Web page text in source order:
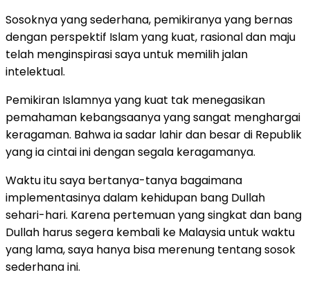
Sosoknya yang sederhana, pemikiranya yang bernas
dengan perspektif Islam yang kuat, rasional dan maju
telah menginspirasi saya untuk memilih jalan
intelektual.
Pemikiran Islamnya yang kuat tak menegasikan
pemahaman kebangsaanya yang sangat menghargai
keragaman. Bahwa ia sadar lahir dan besar di Republik
yang ia cintai ini dengan segala keragamanya.
Waktu itu saya bertanya-tanya bagaimana
implementasinya dalam kehidupan bang Dullah
sehari-hari. Karena pertemuan yang singkat dan bang
Dullah harus segera kembali ke Malaysia untuk waktu
yang lama, saya hanya bisa merenung tentang sosok
sederhana ini.